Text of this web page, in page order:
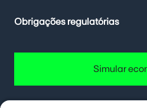
Obrigações regulatórias
Simular